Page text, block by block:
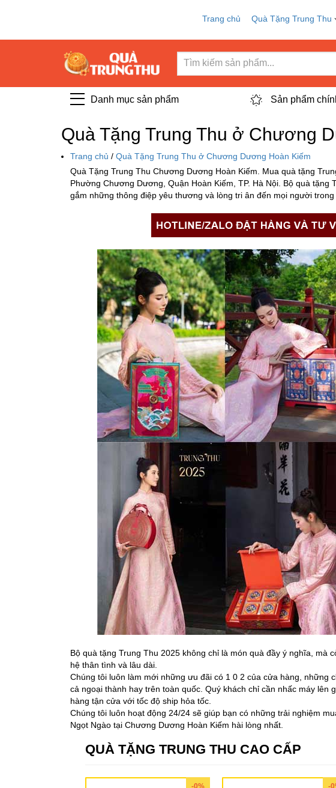
Trang chủ Quà Tặng Trung Thu
Danh mục sản phẩm Sản phẩm
Quà Tặng Trung Thu ở Chương
Trang chủ / Quà Tặng Trung Thu ở Chương Dương Hoàn Kiếm
Quà Tặng Trung Thu Chương Dương Hoàn Kiếm. Mua quà tặng
Phường Chương Dương, Quận Hoàn Kiếm, TP. Hà Nội. Bộ quà tặng
gắm những thông điệp yêu thương và lòng tri ân đến mọi người trong
Bộ quà tặng Trung Thu 2025 không chỉ là món quà đầy ý nghĩa, mà
hệ thân tình và lâu dài.
Chúng tôi luôn làm mới những ưu đãi có 1 0 2 của cửa hàng, những
cả ngoại thành hay trên toàn quốc. Quý khách chỉ cần nhấc máy lên
hàng tận cửa với tốc độ ship hỏa tốc.
Chúng tôi luôn hoạt động 24/24 sẽ giúp bạn có những trải nghiệm
Ngọt Ngào tại Chương Dương Hoàn Kiếm hài lòng nhất.
QUÀ TẶNG TRUNG THU CAO CẤP
-0% -